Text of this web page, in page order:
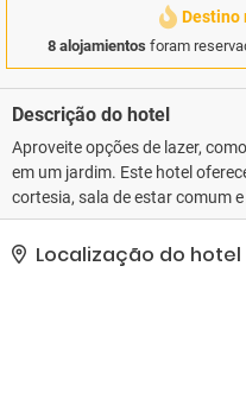
Destino
8 alojamientos foram
Descrição do hotel
Aproveite opções de lazer,
em um jardim. Este hotel
cortesia, sala de estar comum
excursões/ingressos.. Esta
oficial de estrelas da Agência
França, a ATOUT France.. As
Localização do hotel